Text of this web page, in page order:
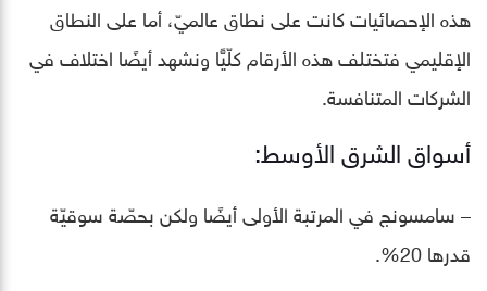
هذه الإحصائيات كانت على نطاق عالميّ، أما على النطاق
الإقليمي فتختلف هذه الأرقام كلّيًّا ونشهد أيضًا اختلاف في
الشركات المتنافسة.
أسواق الشرق الأوسط:
– سامسونج في المرتبة الأولى أيضًا ولكن بحصّة سوقيّة
قدرها 20%.